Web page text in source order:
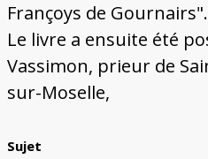
Françoys de Gournairs".
Le livre a ensuite été
Vassimon, prieur de
sur-Moselle,
Sujet